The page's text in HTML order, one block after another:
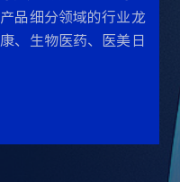
品细分领域的行业龙
、生物医药、医美日